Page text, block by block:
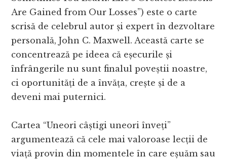
Are Gained from Our Losses”) este o carte
scrisă de celebrul autor și expert în dezvoltare
personală, John C. Maxwell. Această carte se
concentrează pe ideea că eșecurile și
înfrângerile nu sunt finalul poveștii noastre,
ci oportunități de a învăța, crește și de a
deveni mai puternici.
Cartea “Uneori câștigi uneori înveți”
argumentează că cele mai valoroase lecții de
viață provin din momentele în care eșuăm sau